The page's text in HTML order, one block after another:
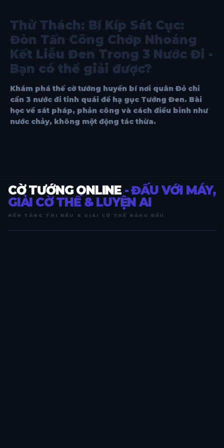
Thử Thách: Bí Kíp Sát Cục:
Đòn Tấn Công Chớp Nhoáng
Kết Liễu Đen Trong 3 Nước Đi -
Bạn có thể giải được?
Khám phá thế cờ tướng huyền bí nơi quân Đỏ chỉ
cần 3 nước đi tinh quái để hạ gục Tướng Đen. Bài
học về sát pháp, phản công và cách điều binh như
nước chảy, không một động tác thừa.
CỜ TƯỚNG ONLINE - ĐẤU VỚI MÁY,
GIẢI CỜ THẾ & LUYỆN AI
NỀN TẢNG THI ĐẤU & GIẢI CỜ THẾ HÀNG ĐẦU